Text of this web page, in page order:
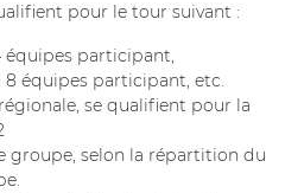
pour le tour suivant :
équipes participant,
8 équipes participant, etc.
se qualifient pour la
groupe, selon la répartition du